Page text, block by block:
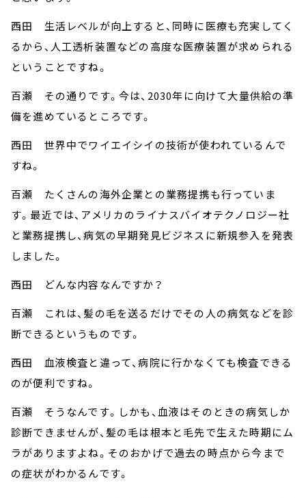
西田 生活レベルが向上すると、同時に医療も充実してく
るから、人工透析装置などの高度な医療装置が求められる
ということですね。
百瀬 その通りです。今は、2030年に向けて大量供給の準
備を進めているところです。
西田 世界中でワイエイシイの技術が使われているんで
すね。
百瀬 たくさんの海外企業との業務提携も行っていま
す。最近では、アメリカのライナスバイオテクノロジー社
と業務提携し、病気の早期発見ビジネスに新規参入を発表
しました。
西田 どんな内容なんですか？
百瀬 これは、髪の毛を送るだけでその人の病気などを診
断できるというものです。
西田 血液検査と違って、病院に行かなくても検査できる
のが便利ですね。
百瀬 そうなんです。しかも、血液はそのときの病気しか
診断できませんが、髪の毛は根本と毛先で生えた時期にム
ラがありますよね。そのおかげで過去の時点から今まで
の症状がわかるんです。